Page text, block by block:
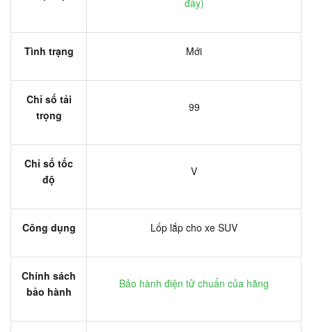
Tình trạng Mới
Chỉ số tải
trọng
99
Chỉ số tốc
độ
V
Công dụng Lốp lắp cho xe SUV
Chính sách
bảo hành
Bảo hành điện tử chuẩn của hãng